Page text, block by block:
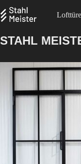
STAHL